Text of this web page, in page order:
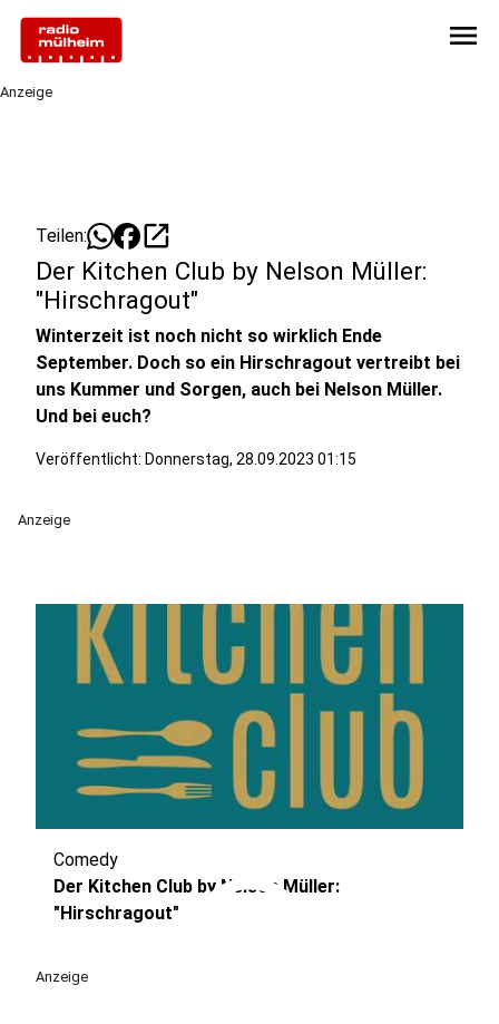
menu
Anzeige
Teilen: open_in_new
Der Kitchen Club by Nelson Müller:
"Hirschragout"
Winterzeit ist noch nicht so wirklich Ende
September. Doch so ein Hirschragout vertreibt bei
uns Kummer und Sorgen, auch bei Nelson Müller.
Und bei euch?
Veröffentlicht: Donnerstag, 28.09.2023 01:15
Anzeige
play_circle
Comedy
Der Kitchen Club by Nelson Müller:
"Hirschragout"
Anzeige